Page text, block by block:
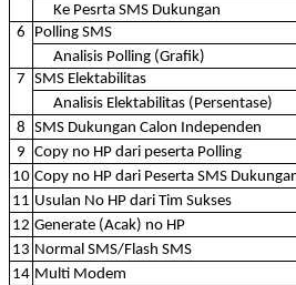
Ke Pesrta SMS Dukungan
6
Polling SMS
Analisis Polling (Grafik)
7 SMS Elektabilitas
Analisis Elektabilitas (Persentase)
8 SMS Dukungan Calon Independen
9 Copy no HP dari peserta Polling
10 Copy no HP dari Peserta SMS
11 Usulan No HP dari Tim Sukses
12 Generate (Acak) no HP
13 Normal SMS/Flash SMS
14 Multi Modem